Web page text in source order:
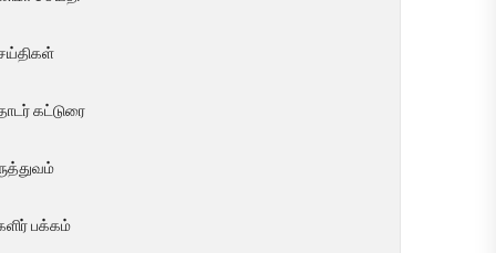
கட்டுரை
பக்கம்